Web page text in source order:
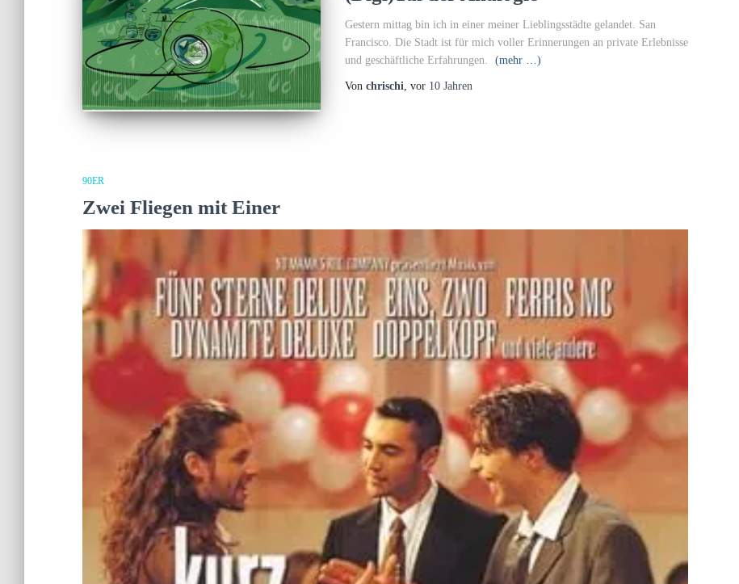
Gestern mittag bin ich in einer meiner Lieblingsstädte gelandet. San
Francisco. Die Stadt ist für mich voller Erinnerungen an private Erlebnisse
und geschäftliche Erfahrungen.
(mehr …)
Von chrischi, vor 10 Jahren
90ER
Zwei Fliegen mit Einer